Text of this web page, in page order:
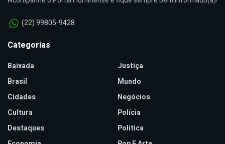
(22) 99805-9428
Categorias
Baixada
Brasil
Cidades
Cultura
Destaques
Justiça
Mundo
Negócios
Polícia
Política